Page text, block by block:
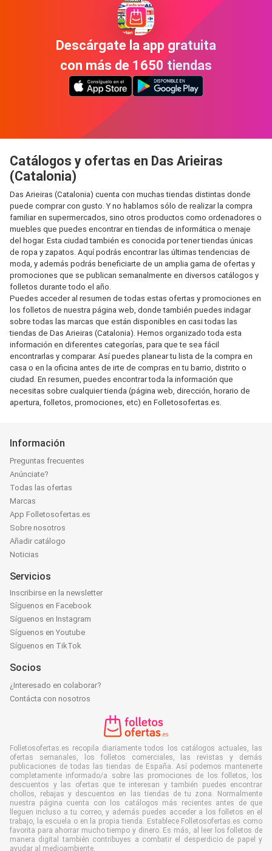
Descárgate la app gratuita
con más de 1650 tiendas
Catálogos y ofertas en Das Arieiras
(Catalonia)
Das Arieiras (Catalonia) cuenta con muchas tiendas distintas donde
puede comprar con gusto. Y no hablamos sólo de realizar la compra
familiar en supermercados, sino otros productos como ordenadores o
muebles que puedes encontrar en tiendas de informática o menaje
del hogar. Esta ciudad también es conocida por tener tiendas únicas
de ropa y zapatos. Aquí podrás encontrar las últimas tendencias de
moda, y además podrás beneficiarte de un amplia gama de ofertas y
promociones que se publican semanalmente en diversos catálogos y
folletos durante todo el año.
Puedes acceder al resumen de todas estas ofertas y promociones en
los folletos de nuestra página web, donde también puedes indagar
sobre todas las marcas que están disponibles en casi todas las
tiendas de Das Arieiras (Catalonia). Hemos organizado toda esta
información en diferentes categorías, para que te sea fácil
encontrarlas y comparar. Así puedes planear tu lista de la compra en
casa o en la oficina antes de irte de compras en tu barrio, distrito o
ciudad. En resumen, puedes encontrar toda la información que
necesitas sobre cualquier tienda (página web, dirección, horario de
apertura, folletos, promociones, etc) en Folletosofertas.es.
Información
Preguntas frecuentes
Anúnciate?
Todas las ofertas
Marcas
App Folletosofertas.es
Sobre nosotros
Añadir catálogo
Noticias
Servicios
Inscribirse en la newsletter
Síguenos en Facebook
Síguenos en Instagram
Síguenos en Youtube
Síguenos en TikTok
Socios
¿Interesado en colaborar?
Contácta con nosotros
Folletosofertas.es recopila diariamente todos los catálogos actuales, las
ofertas semanales, los folletos comerciales, las revistas y demás
publicaciones de todas las tiendas de España. Así podemos mantenerte
completamente informado/a sobre las promociones de los folletos, los
descuentos y las ofertas que te interesan y también puedes encontrar
chollos, rebajas y descuentos en las tiendas de tu zona. Normalmente
nuestra página cuenta con los catálogos más recientes antes de que
lleguen incluso a tu correo, y además puedes acceder a los folletos en el
trabajo, la escuela o en la propia tienda. Establece Folletosofertas.es como
favorita para ahorrar mucho tiempo y dinero. Es más, al leer los folletos de
manera digital también contribuyes a combatir el desperdicio de papel y
ayudar al medioambiente.